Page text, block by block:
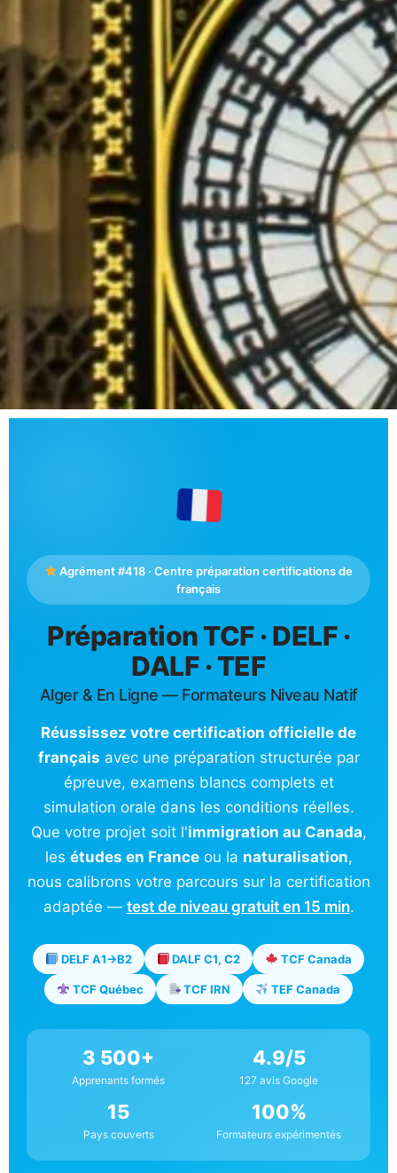
Agrément #418 · Centre préparation certifications de
français
Préparation TCF · DELF ·
DALF · TEF
Alger & En Ligne — Formateurs Niveau Natif
Réussissez votre certification officielle de
français avec une préparation structurée par
épreuve, examens blancs complets et
simulation orale dans les conditions réelles.
Que votre projet soit l'immigration au Canada,
les études en Franceou la naturalisation,
nous calibrons votre parcours sur la certification
adaptée — test de niveau gratuit en 15 min.
DELF A1→B2 DALF C1, C2 TCF Canada
TCF Québec TCF IRN TEF Canada
3 500+
Apprenants formés
4.9/5
127 avis Google
15
Pays couverts
100%
Formateurs expérimentés